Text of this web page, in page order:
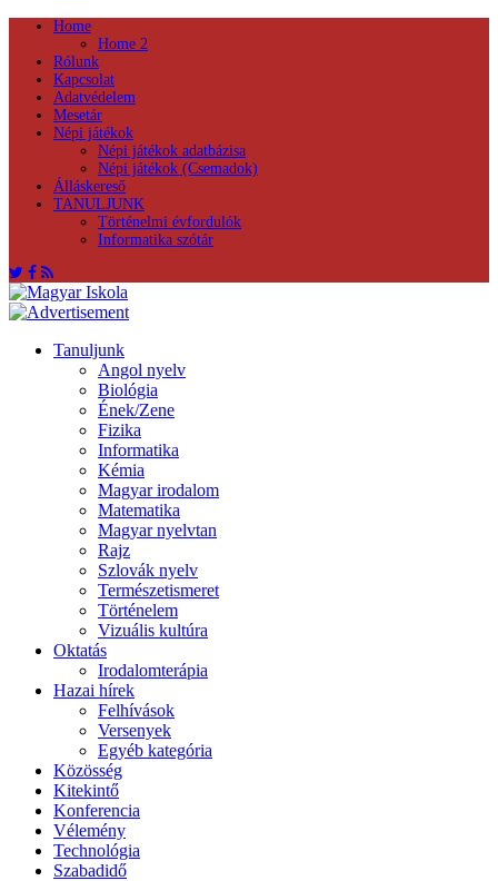
Home
Home 2
Rólunk
Kapcsolat
Adatvédelem
Mesetár
Népi játékok
Népi játékok adatbázisa
Népi játékok (Csemadok)
Álláskereső
TANULJUNK
Történelmi évfordulók
Informatika szótár
Tanuljunk
Angol nyelv
Biológia
Ének/Zene
Fizika
Informatika
Kémia
Magyar irodalom
Matematika
Magyar nyelvtan
Rajz
Szlovák nyelv
Természetismeret
Történelem
Vizuális kultúra
Oktatás
Irodalomterápia
Hazai hírek
Felhívások
Versenyek
Egyéb kategória
Közösség
Kitekintő
Konferencia
Vélemény
Technológia
Szabadidő